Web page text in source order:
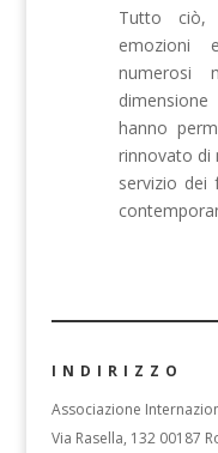
Tutto ciò,
emozioni
numerosi
hanno
rinnovato di
servizio dei
INDIRIZZO
Associazione
Via Rasella, 132 00187